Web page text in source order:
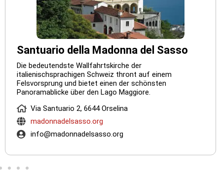
Die bedeutendste Wallfahrtskirche der
italienischsprachigen Schweiz thront auf einem
Felsvorsprung und bietet einen der schönsten
Panoramablicke über den Lago Maggiore.
Via Santuario 2, 6644 Orselina
madonnadelsasso.org
info@madonnadelsasso.org
Santuario della Madonna del Sasso